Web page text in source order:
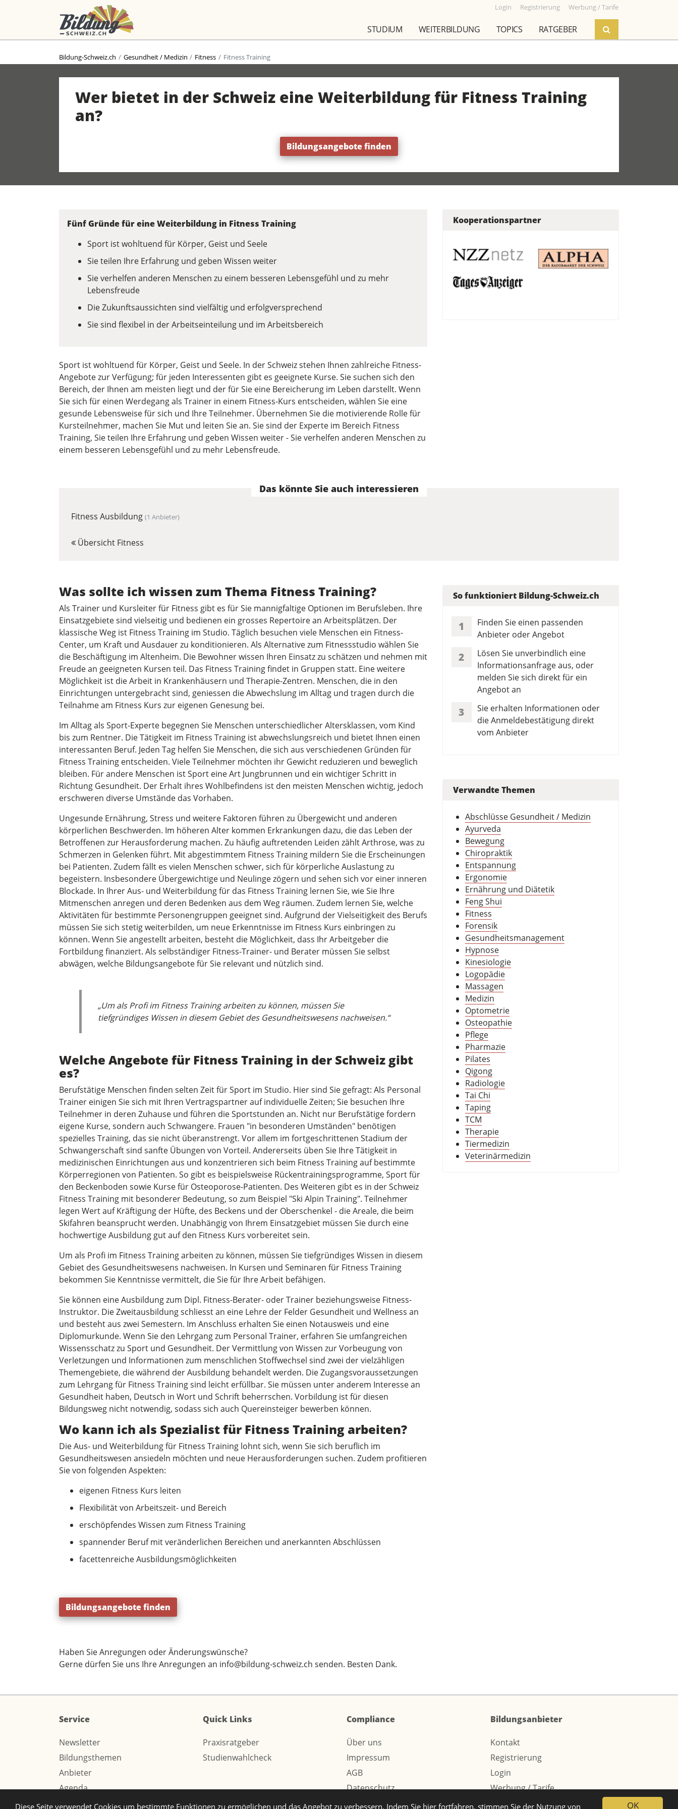
OK
Diese Seite verwendet Cookies um bestimmte Funktionen zu ermöglichen und das Angebot zu verbessern. Indem Sie hier fortfahren, stimmen Sie der Nutzung von
Login Registrierung Werbung / Tarife
STUDIUM WEITERBILDUNG TOPICS RATGEBER
Bildung-Schweiz.ch Gesundheit / Medizin Fitness Fitness Training
Wer bietet in der Schweiz eine Weiterbildung für Fitness Training
an?
Bildungsangebote finden
Fünf Gründe für eine Weiterbildung in Fitness Training
Sport ist wohltuend für Körper, Geist und Seele
Sie teilen Ihre Erfahrung und geben Wissen weiter
Sie verhelfen anderen Menschen zu einem besseren Lebensgefühl und zu mehr
Lebensfreude
Die Zukunftsaussichten sind vielfältig und erfolgversprechend
Sie sind flexibel in der Arbeitseinteilung und im Arbeitsbereich
Sport ist wohltuend für Körper, Geist und Seele. In der Schweiz stehen Ihnen zahlreiche Fitness-
Angebote zur Verfügung; für jeden Interessenten gibt es geeignete Kurse. Sie suchen sich den
Bereich, der Ihnen am meisten liegt und der für Sie eine Bereicherung im Leben darstellt. Wenn
Sie sich für einen Werdegang als Trainer in einem Fitness-Kurs entscheiden, wählen Sie eine
gesunde Lebensweise für sich und Ihre Teilnehmer. Übernehmen Sie die motivierende Rolle für
Kursteilnehmer, machen Sie Mut und leiten Sie an. Sie sind der Experte im Bereich Fitness
Training, Sie teilen Ihre Erfahrung und geben Wissen weiter - Sie verhelfen anderen Menschen zu
einem besseren Lebensgefühl und zu mehr Lebensfreude.
Kooperationspartner
Das könnte Sie auch interessieren
Fitness Ausbildung (1 Anbieter)
Übersicht Fitness
Was sollte ich wissen zum Thema Fitness Training?
Als Trainer und Kursleiter für Fitness gibt es für Sie mannigfaltige Optionen im Berufsleben. Ihre
Einsatzgebiete sind vielseitig und bedienen ein grosses Repertoire an Arbeitsplätzen. Der
klassische Weg ist Fitness Training im Studio. Täglich besuchen viele Menschen ein Fitness-
Center, um Kraft und Ausdauer zu konditionieren. Als Alternative zum Fitnessstudio wählen Sie
die Beschäftigung im Altenheim. Die Bewohner wissen Ihren Einsatz zu schätzen und nehmen mit
Freude an geeigneten Kursen teil. Das Fitness Training findet in Gruppen statt. Eine weitere
Möglichkeit ist die Arbeit in Krankenhäusern und Therapie-Zentren. Menschen, die in den
Einrichtungen untergebracht sind, geniessen die Abwechslung im Alltag und tragen durch die
Teilnahme am Fitness Kurs zur eigenen Genesung bei.
Im Alltag als Sport-Experte begegnen Sie Menschen unterschiedlicher Altersklassen, vom Kind
bis zum Rentner. Die Tätigkeit im Fitness Training ist abwechslungsreich und bietet Ihnen einen
interessanten Beruf. Jeden Tag helfen Sie Menschen, die sich aus verschiedenen Gründen für
Fitness Training entscheiden. Viele Teilnehmer möchten ihr Gewicht reduzieren und beweglich
bleiben. Für andere Menschen ist Sport eine Art Jungbrunnen und ein wichtiger Schritt in
Richtung Gesundheit. Der Erhalt ihres Wohlbefindens ist den meisten Menschen wichtig, jedoch
erschweren diverse Umstände das Vorhaben.
Ungesunde Ernährung, Stress und weitere Faktoren führen zu Übergewicht und anderen
körperlichen Beschwerden. Im höheren Alter kommen Erkrankungen dazu, die das Leben der
Betroffenen zur Herausforderung machen. Zu häufig auftretenden Leiden zählt Arthrose, was zu
Schmerzen in Gelenken führt. Mit abgestimmtem Fitness Training mildern Sie die Erscheinungen
bei Patienten. Zudem fällt es vielen Menschen schwer, sich für körperliche Auslastung zu
begeistern. Insbesondere Übergewichtige und Neulinge zögern und sehen sich vor einer inneren
Blockade. In Ihrer Aus- und Weiterbildung für das Fitness Training lernen Sie, wie Sie Ihre
Mitmenschen anregen und deren Bedenken aus dem Weg räumen. Zudem lernen Sie, welche
Aktivitäten für bestimmte Personengruppen geeignet sind. Aufgrund der Vielseitigkeit des Berufs
müssen Sie sich stetig weiterbilden, um neue Erkenntnisse im Fitness Kurs einbringen zu
können. Wenn Sie angestellt arbeiten, besteht die Möglichkeit, dass Ihr Arbeitgeber die
Fortbildung finanziert. Als selbständiger Fitness-Trainer- und Berater müssen Sie selbst
abwägen, welche Bildungsangebote für Sie relevant und nützlich sind.
„Um als Profi im Fitness Training arbeiten zu können, müssen Sie
tiefgründiges Wissen in diesem Gebiet des Gesundheitswesens nachweisen.“
Welche Angebote für Fitness Training in der Schweiz gibt
es?
Berufstätige Menschen finden selten Zeit für Sport im Studio. Hier sind Sie gefragt: Als Personal
Trainer einigen Sie sich mit Ihren Vertragspartner auf individuelle Zeiten; Sie besuchen Ihre
Teilnehmer in deren Zuhause und führen die Sportstunden an. Nicht nur Berufstätige fordern
eigene Kurse, sondern auch Schwangere. Frauen "in besonderen Umständen" benötigen
spezielles Training, das sie nicht überanstrengt. Vor allem im fortgeschrittenen Stadium der
Schwangerschaft sind sanfte Übungen von Vorteil. Andererseits üben Sie Ihre Tätigkeit in
medizinischen Einrichtungen aus und konzentrieren sich beim Fitness Training auf bestimmte
Körperregionen von Patienten. So gibt es beispielsweise Rückentrainingsprogramme, Sport für
den Beckenboden sowie Kurse für Osteoporose-Patienten. Des Weiteren gibt es in der Schweiz
Fitness Training mit besonderer Bedeutung, so zum Beispiel "Ski Alpin Training". Teilnehmer
legen Wert auf Kräftigung der Hüfte, des Beckens und der Oberschenkel - die Areale, die beim
Skifahren beansprucht werden. Unabhängig von Ihrem Einsatzgebiet müssen Sie durch eine
hochwertige Ausbildung gut auf den Fitness Kurs vorbereitet sein.
Um als Profi im Fitness Training arbeiten zu können, müssen Sie tiefgründiges Wissen in diesem
Gebiet des Gesundheitswesens nachweisen. In Kursen und Seminaren für Fitness Training
bekommen Sie Kenntnisse vermittelt, die Sie für Ihre Arbeit befähigen.
Sie können eine Ausbildung zum Dipl. Fitness-Berater- oder Trainer beziehungsweise Fitness-
Instruktor. Die Zweitausbildung schliesst an eine Lehre der Felder Gesundheit und Wellness an
und besteht aus zwei Semestern. Im Anschluss erhalten Sie einen Notausweis und eine
Diplomurkunde. Wenn Sie den Lehrgang zum Personal Trainer, erfahren Sie umfangreichen
Wissensschatz zu Sport und Gesundheit. Der Vermittlung von Wissen zur Vorbeugung von
Verletzungen und Informationen zum menschlichen Stoffwechsel sind zwei der vielzähligen
Themengebiete, die während der Ausbildung behandelt werden. Die Zugangsvoraussetzungen
zum Lehrgang für Fitness Training sind leicht erfüllbar. Sie müssen unter anderem Interesse an
Gesundheit haben, Deutsch in Wort und Schrift beherrschen. Vorbildung ist für diesen
Bildungsweg nicht notwendig, sodass sich auch Quereinsteiger bewerben können.
Wo kann ich als Spezialist für Fitness Training arbeiten?
Die Aus- und Weiterbildung für Fitness Training lohnt sich, wenn Sie sich beruflich im
Gesundheitswesen ansiedeln möchten und neue Herausforderungen suchen. Zudem profitieren
Sie von folgenden Aspekten:
eigenen Fitness Kurs leiten
Flexibilität von Arbeitszeit- und Bereich
erschöpfendes Wissen zum Fitness Training
spannender Beruf mit veränderlichen Bereichen und anerkannten Abschlüssen
facettenreiche Ausbildungsmöglichkeiten
So funktioniert Bildung-Schweiz.ch
1
Finden Sie einen passenden
Anbieter oder Angebot
2
Lösen Sie unverbindlich eine
Informationsanfrage aus, oder
melden Sie sich direkt für ein
Angebot an
3
Sie erhalten Informationen oder
die Anmeldebestätigung direkt
vom Anbieter
Verwandte Themen
Abschlüsse Gesundheit / Medizin
Ayurveda
Bewegung
Chiropraktik
Entspannung
Ergonomie
Ernährung und Diätetik
Feng Shui
Fitness
Forensik
Gesundheitsmanagement
Hypnose
Kinesiologie
Logopädie
Massagen
Medizin
Optometrie
Osteopathie
Pflege
Pharmazie
Pilates
Qigong
Radiologie
Tai Chi
Taping
TCM
Therapie
Tiermedizin
Veterinärmedizin
Bildungsangebote finden
Haben Sie Anregungen oder Änderungswünsche?
Gerne dürfen Sie uns Ihre Anregungen an info@bildung-schweiz.ch senden. Besten Dank.
Service
Newsletter
Bildungsthemen
Anbieter
Agenda
Quick Links
Praxisratgeber
Studienwahlcheck
Compliance
Über uns
Impressum
AGB
Datenschutz
Bildungsanbieter
Kontakt
Registrierung
Login
Werbung / Tarife